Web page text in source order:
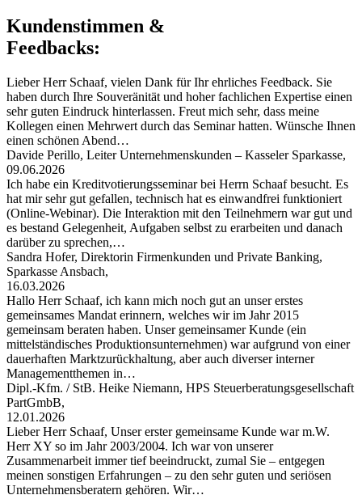
Kundenstimmen &
Feedbacks:
Lieber Herr Schaaf, vielen Dank für Ihr ehrliches Feedback. Sie
haben durch Ihre Souveränität und hoher fachlichen Expertise einen
sehr guten Eindruck hinterlassen. Freut mich sehr, dass meine
Kollegen einen Mehrwert durch das Seminar hatten. Wünsche Ihnen
einen schönen Abend…
Davide Perillo, Leiter Unternehmenskunden – Kasseler Sparkasse,
09.06.2026
Ich habe ein Kreditvotierungsseminar bei Herrn Schaaf besucht. Es
hat mir sehr gut gefallen, technisch hat es einwandfrei funktioniert
(Online-Webinar). Die Interaktion mit den Teilnehmern war gut und
es bestand Gelegenheit, Aufgaben selbst zu erarbeiten und danach
darüber zu sprechen,…
Sandra Hofer, Direktorin Firmenkunden und Private Banking,
Sparkasse Ansbach,
16.03.2026
Hallo Herr Schaaf, ich kann mich noch gut an unser erstes
gemeinsames Mandat erinnern, welches wir im Jahr 2015
gemeinsam beraten haben. Unser gemeinsamer Kunde (ein
mittelständisches Produktionsunternehmen) war aufgrund von einer
dauerhaften Marktzurückhaltung, aber auch diverser interner
Managementthemen in…
Dipl.-Kfm. / StB. Heike Niemann, HPS Steuerberatungsgesellschaft
PartGmbB,
12.01.2026
Lieber Herr Schaaf, Unser erster gemeinsame Kunde war m.W.
Herr XY so im Jahr 2003/2004. Ich war von unserer
Zusammenarbeit immer tief beeindruckt, zumal Sie – entgegen
meinen sonstigen Erfahrungen – zu den sehr guten und seriösen
Unternehmensberatern gehören. Wir…